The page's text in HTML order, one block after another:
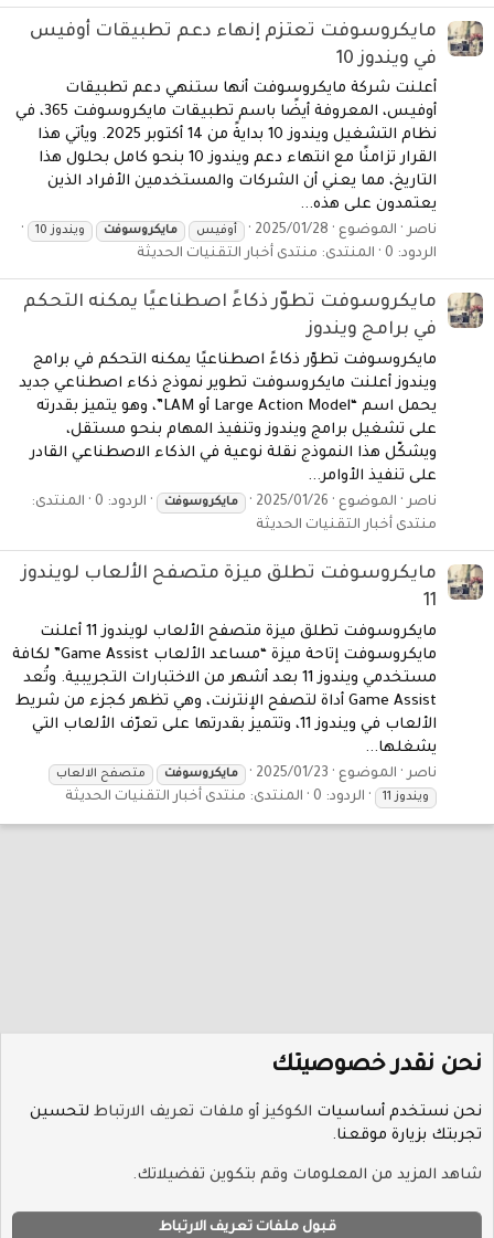
مايكروسوفت تعتزم إنهاء دعم تطبيقات أوفيس
في ويندوز 10
أعلنت شركة مايكروسوفت أنها ستنهي دعم تطبيقات
أوفيس، المعروفة أيضًا باسم تطبيقات مايكروسوفت 365، في
نظام التشغيل ويندوز 10 بدايةً من 14 أكتوبر 2025. ويأتي هذا
القرار تزامنًا مع انتهاء دعم ويندوز 10 بنحو كامل بحلول هذا
التاريخ، مما يعني أن الشركات والمستخدمين الأفراد الذين
يعتمدون على هذه...
ناصر الموضوع 2025/01/28 أوفيس مايكروسوفت ويندوز 10
الردود: 0 المنتدى: منتدى أخبار التقنيات الحديثة
مايكروسوفت تطوّر ذكاءً اصطناعيًا يمكنه التحكم
في برامج ويندوز
مايكروسوفت تطوّر ذكاءً اصطناعيًا يمكنه التحكم في برامج
ويندوز أعلنت مايكروسوفت تطوير نموذج ذكاء اصطناعي جديد
يحمل اسم “Large Action Model أو LAM”، وهو يتميز بقدرته
على تشغيل برامج ويندوز وتنفيذ المهام بنحو مستقل،
ويشكّل هذا النموذج نقلة نوعية في الذكاء الاصطناعي القادر
على تنفيذ الأوامر...
ناصر الموضوع 2025/01/26 مايكروسوفت الردود: 0
المنتدى:
منتدى أخبار التقنيات الحديثة
مايكروسوفت تطلق ميزة متصفح الألعاب لويندوز
11
مايكروسوفت تطلق ميزة متصفح الألعاب لويندوز 11 أعلنت
مايكروسوفت إتاحة ميزة “مساعد الألعاب Game Assist” لكافة
مستخدمي ويندوز 11 بعد أشهر من الاختبارات التجريبية. وتُعد
Game Assist أداة لتصفح الإنترنت، وهي تظهر كجزء من شريط
الألعاب في ويندوز 11، وتتميز بقدرتها على تعرّف الألعاب التي
يشغلها...
ناصر الموضوع 2025/01/23 مايكروسوفت
متصفح الالعاب
ويندوز 11
الردود: 0 المنتدى: منتدى أخبار التقنيات الحديثة
نحن نقدر خصوصيتك
نحن نستخدم أساسيات الكوكيز أو ملفات تعريف الارتباط لتحسين
تجربتك بزيارة موقعنا.
شاهد المزيد من المعلومات وقم بتكوين تفضيلاتك.
قبول ملفات تعريف الارتباط